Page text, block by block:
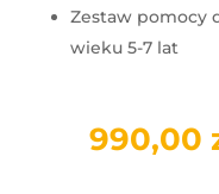
Zestaw pomocy
wieku 5-7 lat
990,00